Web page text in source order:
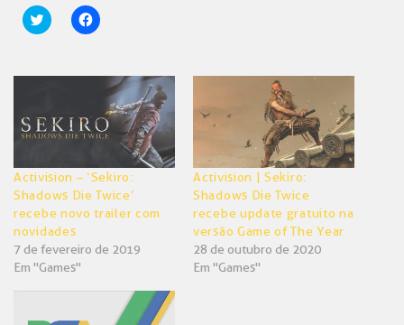
Clique
para
em
Clique
para
em
nova
janela)
Activision – ‘Sekiro:
Shadows Die Twice’
recebe novo trailer com
novidades
7 de fevereiro de 2019
Em "Games"
Activision | Sekiro:
Shadows Die Twice
recebe update gratuito na
versão Game of The Year
28 de outubro de 2020
Em "Games"